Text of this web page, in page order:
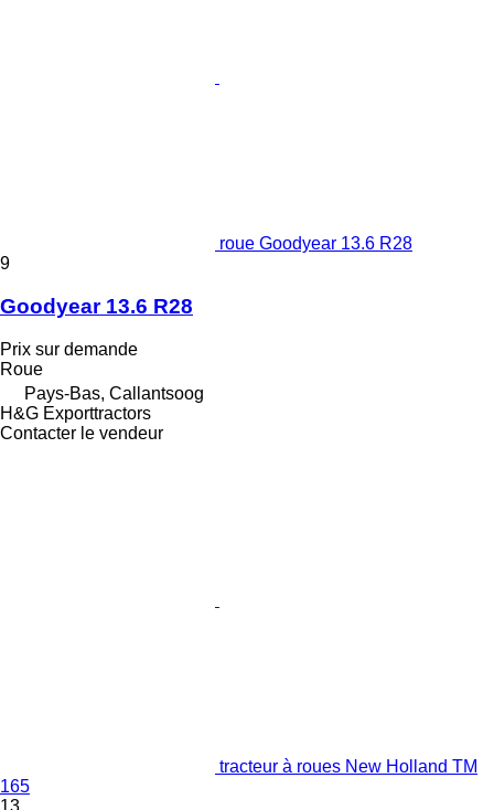
roue Goodyear 13.6 R28
9
Goodyear 13.6 R28
Prix sur demande
Roue
Pays-Bas, Callantsoog
H&G Exporttractors
Contacter le vendeur
tracteur à roues New Holland TM
165
13